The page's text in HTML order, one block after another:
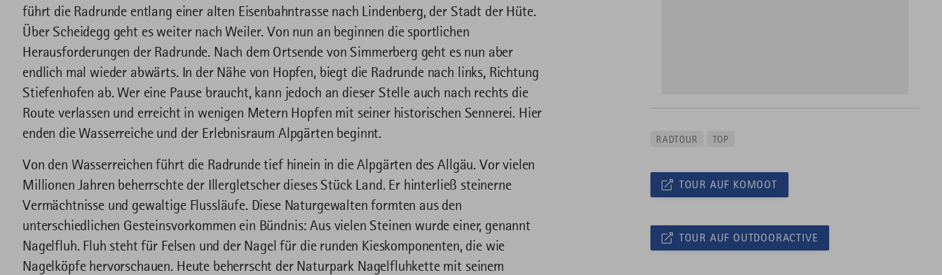
führt die Radrunde entlang einer alten Eisenbahntrasse nach Lindenberg, der Stadt der Hüte.
Über Scheidegg geht es weiter nach Weiler. Von nun an beginnen die sportlichen
Herausforderungen der Radrunde. Nach dem Ortsende von Simmerberg geht es nun aber
endlich mal wieder abwärts. In der Nähe von Hopfen, biegt die Radrunde nach links, Richtung
Stiefenhofen ab. Wer eine Pause braucht, kann jedoch an dieser Stelle auch nach rechts die
Route verlassen und erreicht in wenigen Metern Hopfen mit seiner historischen Sennerei. Hier
enden die Wasserreiche und der Erlebnisraum Alpgärten beginnt.
Von den Wasserreichen führt die Radrunde tief hinein in die Alpgärten des Allgäu. Vor vielen
Millionen Jahren beherrschte der Illergletscher dieses Stück Land. Er hinterließ steinerne
Vermächtnisse und gewaltige Flussläufe. Diese Naturgewalten formten aus den
unterschiedlichen Gesteinsvorkommen ein Bündnis: Aus vielen Steinen wurde einer, genannt
Nagelfluh. Fluh steht für Felsen und der Nagel für die runden Kieskomponenten, die wie
Nagelköpfe hervorschauen. Heute beherrscht der Naturpark Nagelfluhkette mit seinem
RADTOUR TOP
TOUR AUF KOMOOT
TOUR AUF OUTDOORACTIVE